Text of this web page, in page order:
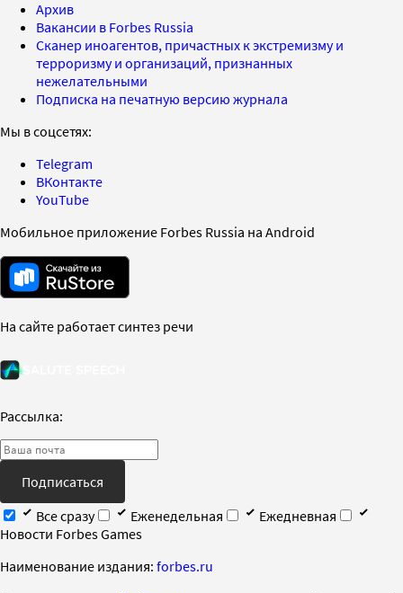
Архив
Вакансии в Forbes Russia
Сканер иноагентов, причастных к экстремизму и
терроризму и организаций, признанных
нежелательными
Подписка на печатную версию журнала
Мы в соцсетях:
Telegram
ВКонтакте
YouTube
Мобильное приложение Forbes Russia на Android
На сайте работает синтез речи
Рассылка:
Подписаться
Все сразу
Еженедельная
Ежедневная
Новости Forbes Games
Наименование издания: forbes.ru